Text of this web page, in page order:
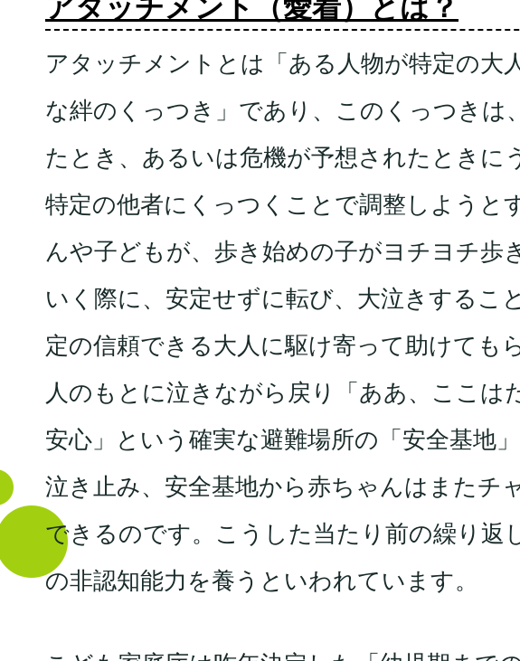
アタッチメント（愛着）とは？
アタッチメントとは「ある人物が特定の大
な絆のくっつき」であり、このくっつきは
たとき、あるいは危機が予想されたときに
特定の他者にくっつくことで調整しようと
んや子どもが、歩き始めの子がヨチヨチ歩
いく際に、安定せずに転び、大泣きするこ
定の信頼できる大人に駆け寄って助けても
人のもとに泣きながら戻り「ああ、ここは
安心」という確実な避難場所の「安全基地
泣き止み、安全基地から赤ちゃんはまたチ
できるのです。こうした当たり前の繰り返
の非認知能力を養うといわれています。